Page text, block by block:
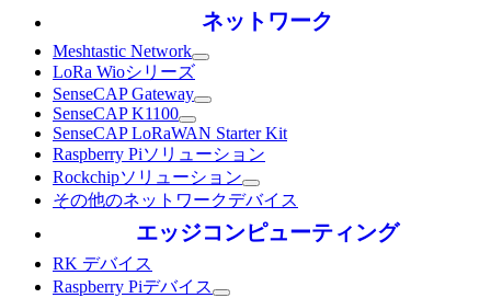
ネットワーク
Meshtastic Network
LoRa Wioシリーズ
SenseCAP Gateway
SenseCAP K1100
SenseCAP LoRaWAN Starter Kit
Raspberry Piソリューション
Rockchipソリューション
その他のネットワークデバイス
エッジコンピューティング
RK デバイス
Raspberry Piデバイス